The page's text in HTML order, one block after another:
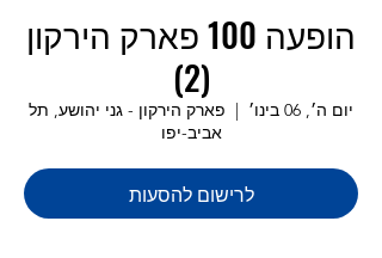
הופעה 100 פארק הירקון
(2)
יום ה׳, 06 בינו׳
  |
פארק הירקון - גני יהושע, תל
אביב-יפו
לרישום להסעות